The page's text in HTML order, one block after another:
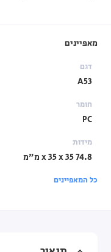
מאפיינים
דגם
A53
חומר
PC
מידות
74.8 x 35 x 35 מ"מ
כל המאפיינים